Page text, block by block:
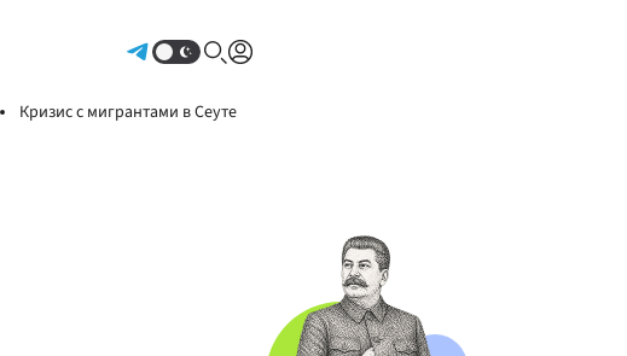
Кризис с мигрантами в Сеуте